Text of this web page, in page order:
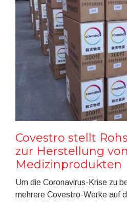
Covestro stellt
zur Herstellung von
Medizinprodukten
Um die Coronavirus-Krise zu
mehrere Covestro-Werke auf